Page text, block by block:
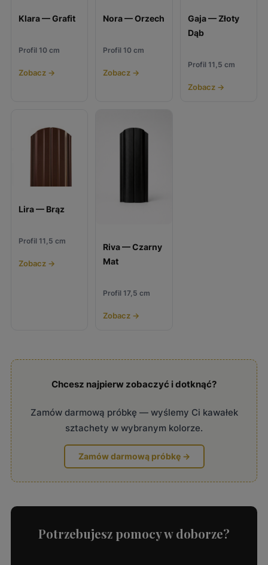
Klara — Grafit
Profil 10 cm
Zobacz →
Nora — Orzech
Profil 10 cm
Zobacz →
Gaja — Złoty
Dąb
Profil 11,5 cm
Zobacz →
Lira — Brąz
Profil 11,5 cm
Zobacz →
Riva — Czarny
Mat
Profil 17,5 cm
Zobacz →
Chcesz najpierw zobaczyć i dotknąć?
Zamów darmową próbkę — wyślemy Ci kawałek
sztachety w wybranym kolorze.
Zamów darmową próbkę →
Potrzebujesz pomocy w doborze?